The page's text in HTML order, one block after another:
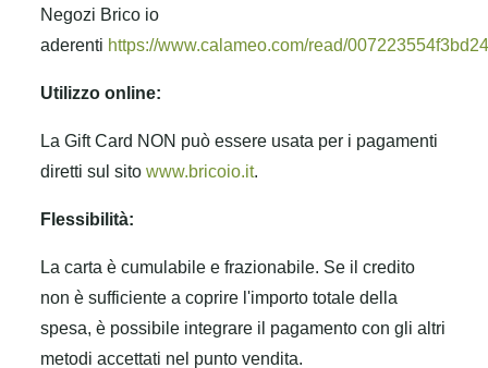
Negozi Brico io
aderenti https://www.calameo.com/read/
Utilizzo online:
La Gift Card NON può essere usata per i pagamenti
diretti sul sitowww.bricoio.it.
Flessibilità:
La carta è cumulabile e frazionabile. Se il credito
non è sufficiente a coprire l'importo totale della
spesa, è possibile integrare il pagamento con gli altri
metodi accettati nel punto vendita.